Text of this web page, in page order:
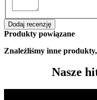
Dodaj recenzję
Produkty powiązane
Znaleźliśmy inne
Nasze